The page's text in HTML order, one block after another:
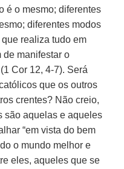
é o mesmo; diferentes
diferentes modos
realiza tudo em
de manifestar o
Cor 12, 4-7). Será
que os outros
crentes? Não creio,
são aquelas e aqueles
“em vista do bem
o mundo melhor e
eles, aqueles que se